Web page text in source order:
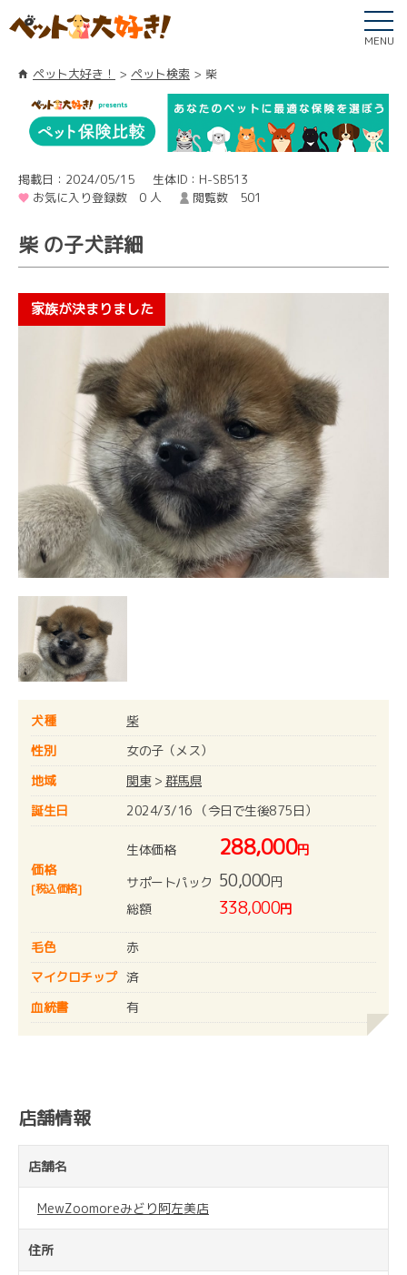
MENU
ペット大好き！ ペット検索 柴
掲載日：2024/05/15
生体ID：H-SB513
お気に入り登録数 0 人
閲覧数 501
柴 の子犬詳細
犬種
柴
性別
女の子（メス）
地域
関東> 群馬県
誕生日
2024/3/16 （今日で生後875日）
価格
[税込価格]
生体価格 288,000円
サポートパック 50,000円
総額
338,000円
毛色
赤
マイクロチップ 済
血統書
有
店舗情報
店舗名
MewZoomoreみどり阿左美店
住所